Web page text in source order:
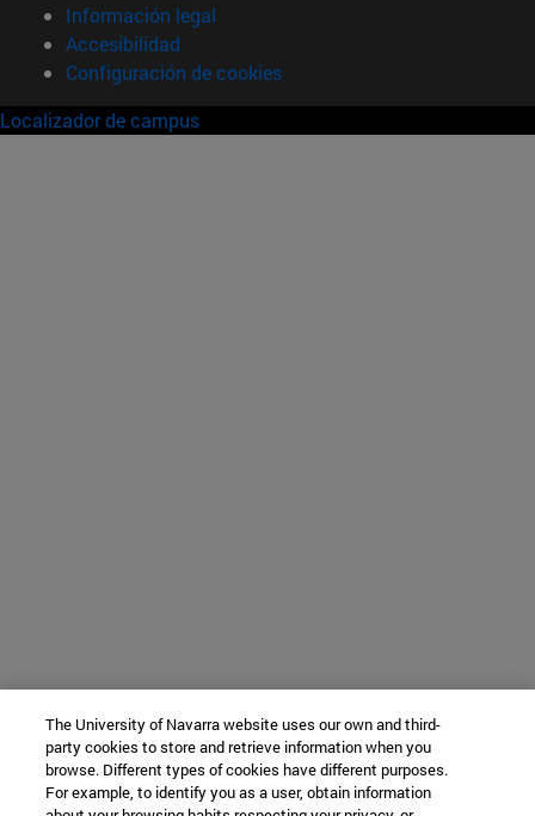
Información legal
Accesibilidad
Configuración de cookies
Localizador de campus
The University of Navarra website uses our own and third-
party cookies to store and retrieve information when you
browse. Different types of cookies have different purposes.
For example, to identify you as a user, obtain information